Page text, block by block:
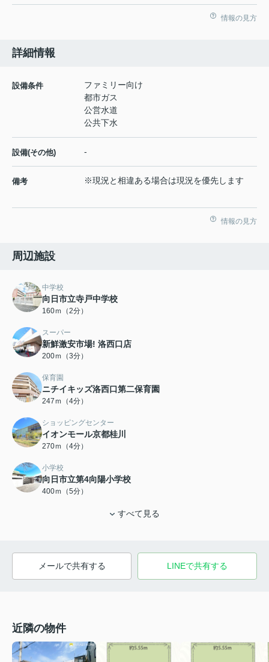
情報の見方
詳細情報
設備条件
ファミリー向け
都市ガス
公営水道
公共下水
設備(その他) -
備考 ※現況と相違ある場合は現況を優先します
情報の見方
周辺施設
中学校
向日市立寺戸中学校
160ｍ（2分）
スーパー
新鮮激安市場! 洛西口店
200ｍ（3分）
保育園
ニチイキッズ洛西口第二保育園
247ｍ（4分）
ショッピングセンター
イオンモール京都桂川
270ｍ（4分）
小学校
向日市立第4向陽小学校
400ｍ（5分）
すべて見る
メールで共有する LINEで共有する
近隣の物件